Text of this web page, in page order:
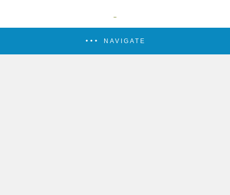
NAVIGATE